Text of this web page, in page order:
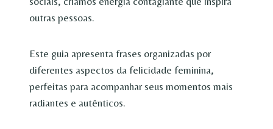
outras pessoas.
Este guia apresenta frases organizadas por
diferentes aspectos da felicidade feminina,
perfeitas para acompanhar seus momentos mais
radiantes e autênticos.